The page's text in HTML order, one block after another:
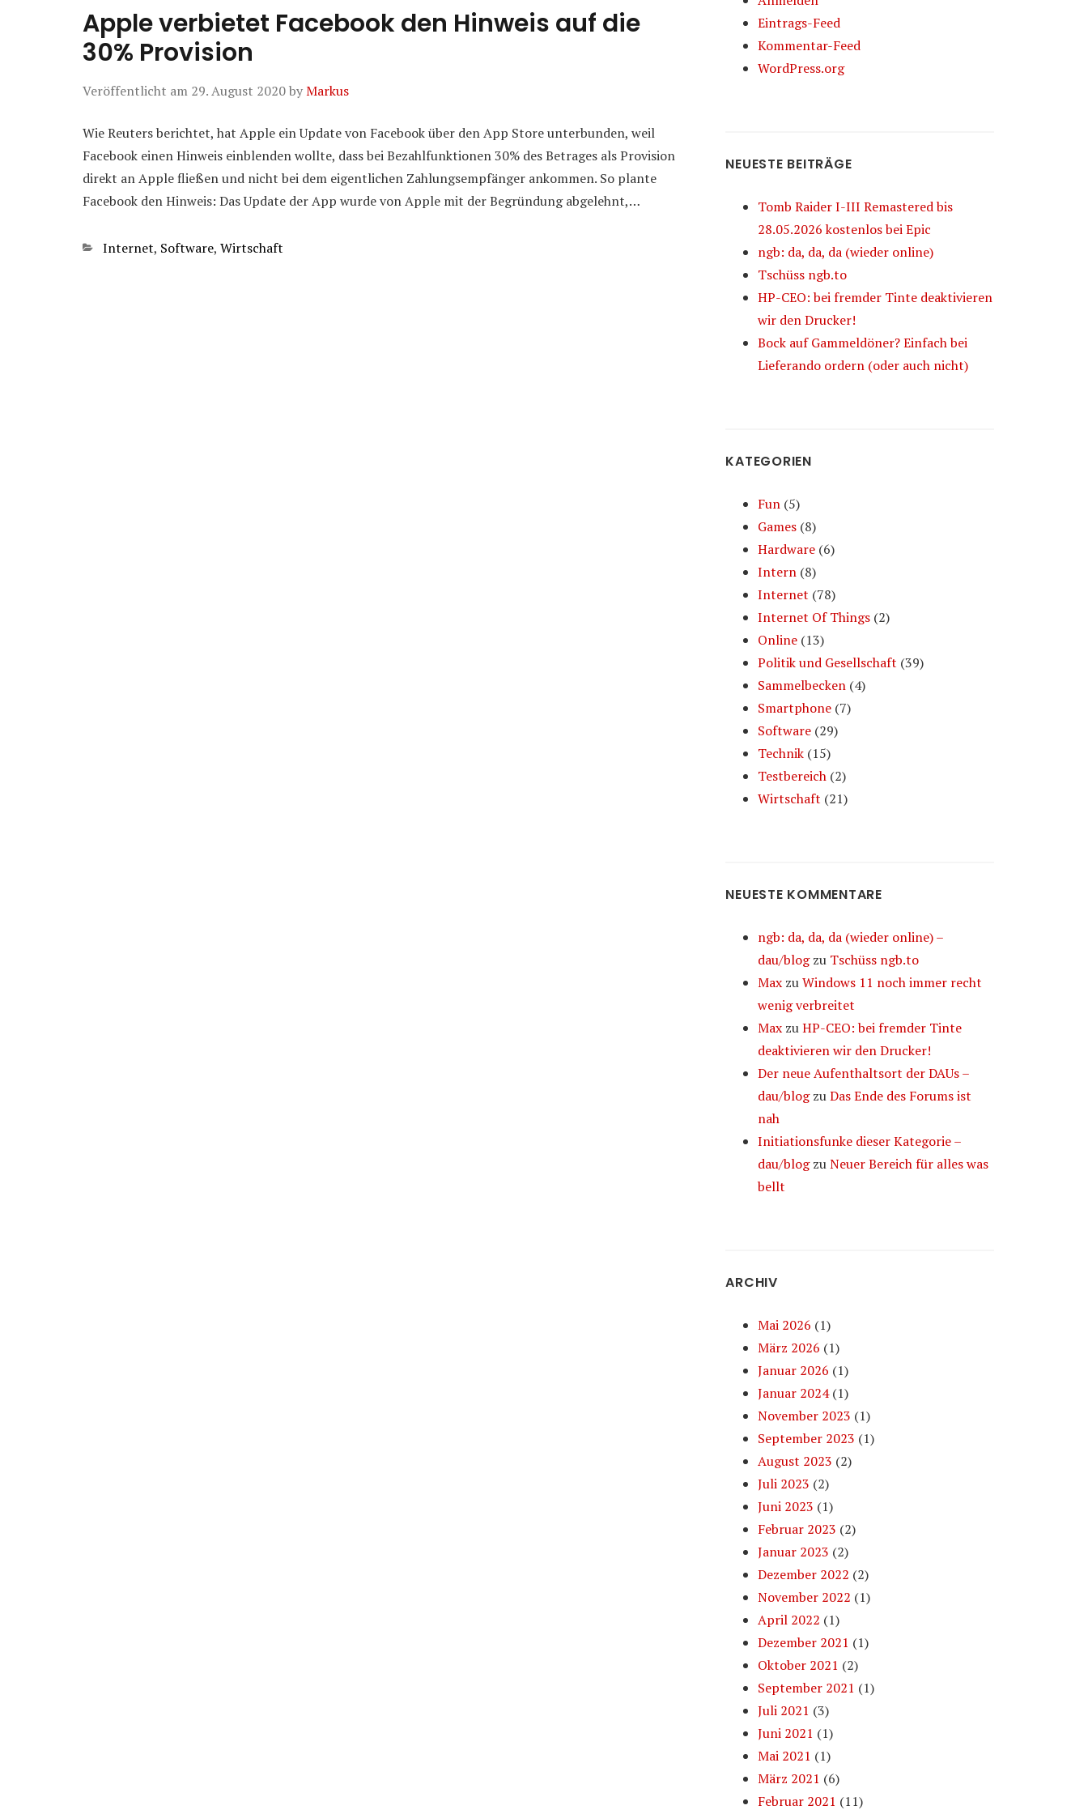
Apple verbietet Facebook den Hinweis auf die
30% Provision
Veröffentlicht am 29. August 2020byMarkus
Wie Reuters berichtet, hat Apple ein Update von Facebook über den App Store unterbunden, weil
Facebook einen Hinweis einblenden wollte, dass bei Bezahlfunktionen 30% des Betrages als Provision
direkt an Apple fließen und nicht bei dem eigentlichen Zahlungsempfänger ankommen. So plante
Facebook den Hinweis: Das Update der App wurde von Apple mit der Begründung abgelehnt,…
Kategorien
Internet, Software, Wirtschaft
Eintrags-Feed
Kommentar-Feed
WordPress.org
NEUESTE BEITRÄGE
Tomb Raider I-III Remastered bis
28.05.2026 kostenlos bei Epic
ngb: da, da, da (wieder online)
Tschüss ngb.to
HP-CEO: bei fremder Tinte deaktivieren
wir den Drucker!
Bock auf Gammeldöner? Einfach bei
Lieferando ordern (oder auch nicht)
KATEGORIEN
Fun (5)
Games (8)
Hardware (6)
Intern (8)
Internet (78)
Internet Of Things (2)
Online (13)
Politik und Gesellschaft (39)
Sammelbecken (4)
Smartphone (7)
Software (29)
Technik (15)
Testbereich (2)
Wirtschaft (21)
NEUESTE KOMMENTARE
ngb: da, da, da (wieder online) –
dau/blogzu Tschüss ngb.to
Max zuWindows 11 noch immer recht
wenig verbreitet
Max zuHP-CEO: bei fremder Tinte
deaktivieren wir den Drucker!
Der neue Aufenthaltsort der DAUs –
dau/blogzuDas Ende des Forums ist
nah
Initiationsfunke dieser Kategorie –
dau/blogzuNeuer Bereich für alles was
bellt
ARCHIV
Mai 2026 (1)
März 2026 (1)
Januar 2026 (1)
Januar 2024(1)
November 2023 (1)
September 2023 (1)
August 2023 (2)
Juli 2023 (2)
Juni 2023 (1)
Februar 2023 (2)
Januar 2023 (2)
Dezember 2022 (2)
November 2022 (1)
April 2022 (1)
Dezember 2021 (1)
Oktober 2021 (2)
September 2021 (1)
Juli 2021 (3)
Juni 2021 (1)
Mai 2021 (1)
März 2021 (6)
Februar 2021 (11)